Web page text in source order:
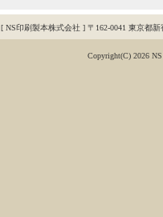
[ NS印刷製本株式会社 ] 〒162-0041 東京都新
Copyright(C) 2026